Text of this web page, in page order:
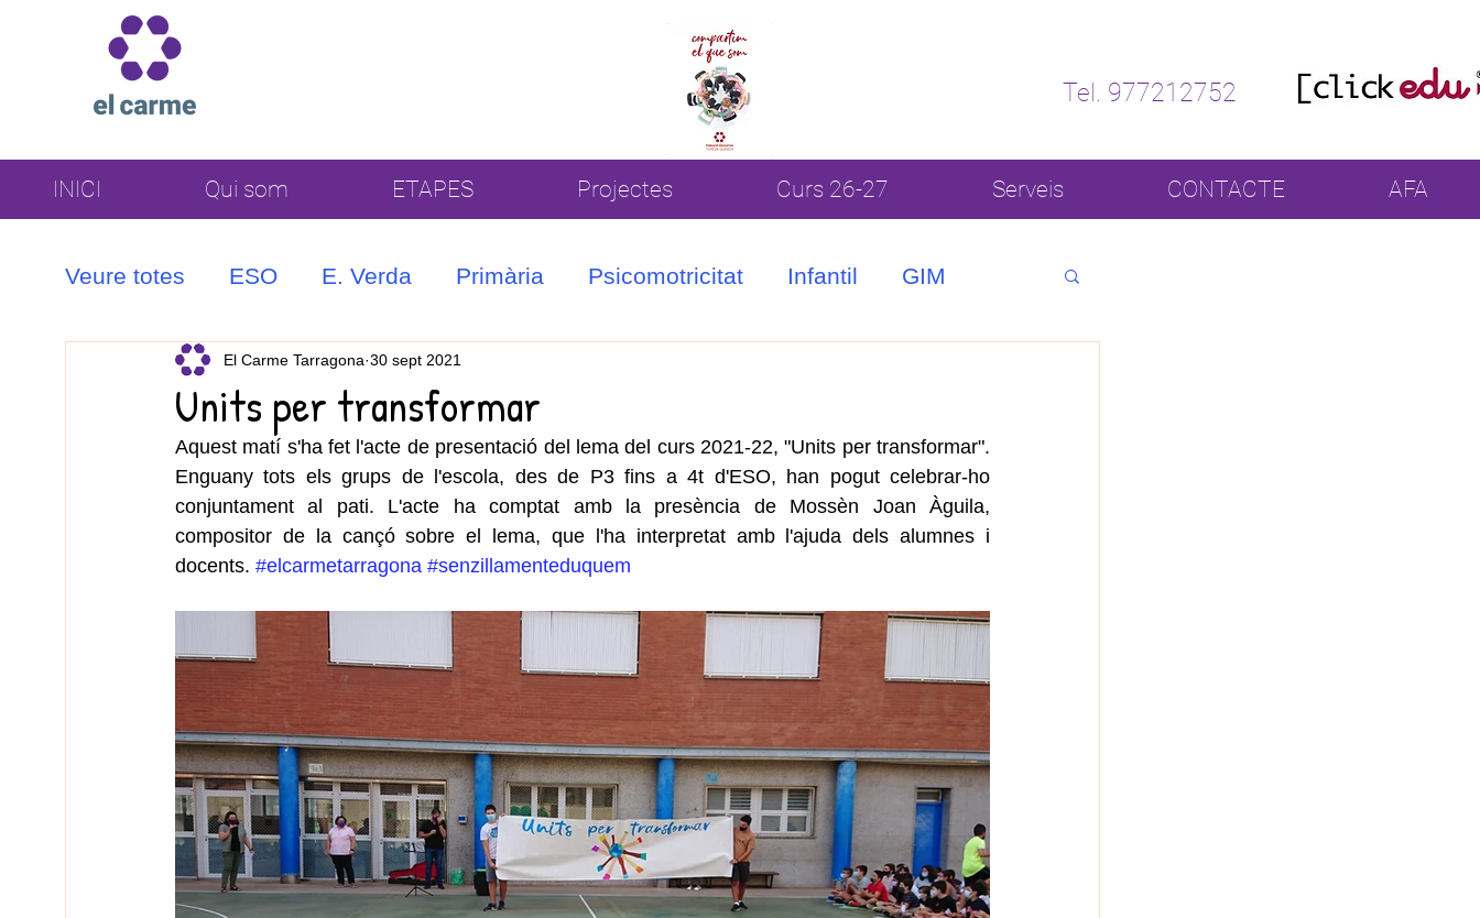
Tel. 977212752
INICI Qui som ETAPES Projectes Curs 26-27 Serveis CONTACTE AFA
Veure totes ESO E. Verda Primària Psicomotricitat Infantil GIM
Units per transformar
El Carme Tarragona 30 sept 2021
Aquest matí s'ha fet l'acte de presentació del lema del curs 2021-22, "Units per transformar".
Enguany tots els grups de l'escola, des de P3 fins a 4t d'ESO, han pogut celebrar-ho
conjuntament al pati. L'acte ha comptat amb la presència de Mossèn Joan Àguila,
compositor de la cançó sobre el lema, que l'ha interpretat amb l'ajuda dels alumnes i
docents. #elcarmetarragona #senzillamenteduquem